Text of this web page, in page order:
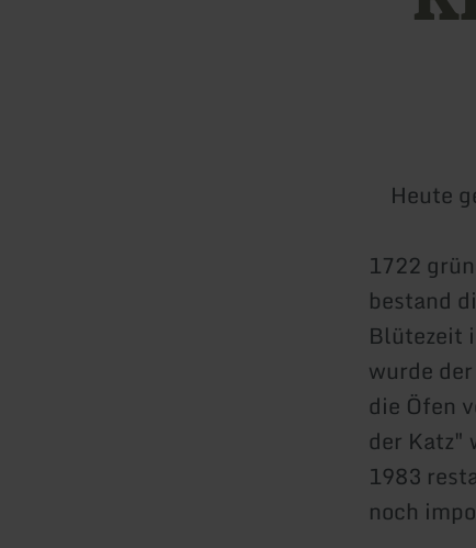
Heute
1722
bestand
Blütezeit
wurde
die Öfen
der Katz"
1983
noch